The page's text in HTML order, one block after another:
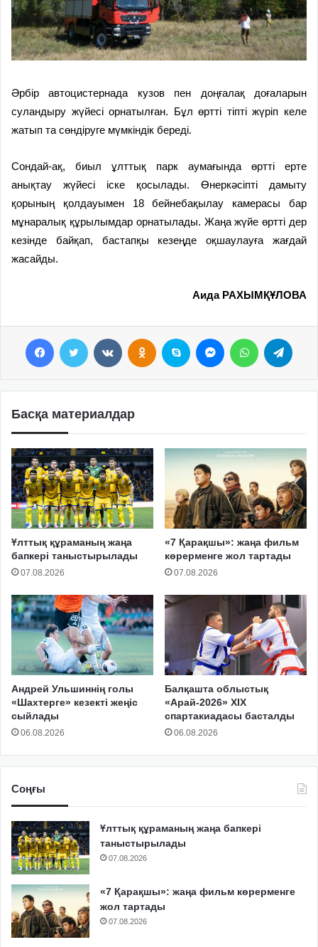
Әрбір автоцистернада кузов пен доңғалақ доғаларын
суландыру жүйесі орнатылған. Бұл өртті тіпті жүріп келе
жатып та сөндіруге мүмкіндік береді.
Сондай-ақ, биыл ұлттық парк аумағында өртті ерте
анықтау жүйесі іске қосылады. Өнеркәсіпті дамыту
қорының қолдауымен 18 бейнебақылау камерасы бар
мұнаралық құрылымдар орнатылады. Жаңа жүйе өртті дер
кезінде байқап, бастапқы кезеңде оқшаулауға жағдай
жасайды.
Аида РАХЫМҚҰЛОВА
Басқа материалдар
Ұлттық құраманың жаңа
бапкері таныстырылады
07.08.2026
«7 Қарақшы»: жаңа фильм
көрерменге жол тартады
07.08.2026
Андрей Ульшиннің голы
«Шахтерге» кезекті жеңіс
сыйлады
06.08.2026
Балқашта облыстық
«Арай-2026» XIX
спартакиадасы басталды
06.08.2026
Соңғы
Ұлттық құраманың жаңа бапкері
таныстырылады
07.08.2026
«7 Қарақшы»: жаңа фильм көрерменге
жол тартады
07.08.2026